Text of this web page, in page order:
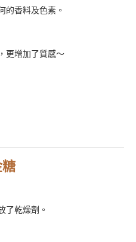
的香料及色素。
更增加了質感～
糖
了乾燥劑。